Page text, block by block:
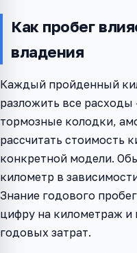
Как пробег
владения
Каждый пройденный
разложить все
тормозные колодки,
рассчитать стоимость
конкретной модели.
километр в
Знание годового
цифру на километраж и
годовых затрат.